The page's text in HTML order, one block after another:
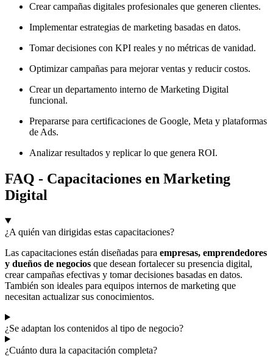
Crear campañas digitales profesionales que generen clientes.
Implementar estrategias de marketing basadas en datos.
Tomar decisiones con KPI reales y no métricas de vanidad.
Optimizar campañas para mejorar ventas y reducir costos.
Crear un departamento interno de Marketing Digital
funcional.
Prepararse para certificaciones de Google, Meta y plataformas
de Ads.
Analizar resultados y replicar lo que genera ROI.
FAQ - Capacitaciones en Marketing
Digital
¿A quién van dirigidas estas capacitaciones?
Las capacitaciones están diseñadas para empresas, emprendedores
y dueños de negocios que desean fortalecer su presencia digital,
crear campañas efectivas y tomar decisiones basadas en datos.
También son ideales para equipos internos de marketing que
necesitan actualizar sus conocimientos.
¿Se adaptan los contenidos al tipo de negocio?
¿Cuánto dura la capacitación completa?